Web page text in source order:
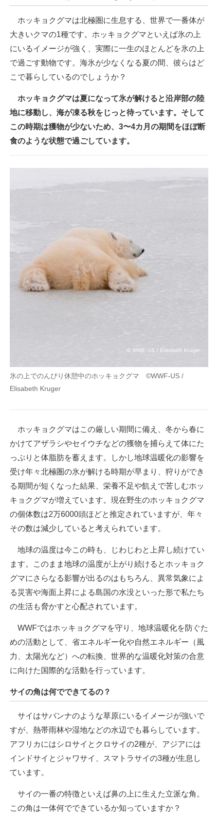
ホッキョクグマは北極圏に生息する、世界で一番体が
大きいクマの1種です。ホッキョクグマといえば氷の上
にいるイメージが強く、実際に一生のほとんどを氷の上
で過ごす動物です。海氷が少なくなる夏の間、彼らはど
こで暮らしているのでしょうか？
ホッキョクグマは夏になって氷が解けると沿岸部の陸
地に移動し、海が凍る秋をじっと待っています。そして
この時期は獲物が少ないため、3〜4カ月の期間をほぼ断
食のような状態で過ごしています。
氷の上でのんびり休憩中のホッキョクグマ ©WWF-US /
Elisabeth Kruger
ホッキョクグマはこの厳しい期間に備え、冬から春に
かけてアザラシやセイウチなどの獲物を捕らえて体にた
っぷりと体脂肪を蓄えます。しかし地球温暖化の影響を
受け年々北極圏の氷が解ける時期が早まり、狩りができ
る期間が短くなった結果、栄養不足や飢えで苦しむホッ
キョクグマが増えています。現在野生のホッキョクグマ
の個体数は2万6000頭ほどと推定されていますが、年々
その数は減少していると考えられています。
地球の温度は今この時も、じわじわと上昇し続けてい
ます。このまま地球の温度が上がり続けるとホッキョク
グマにさらなる影響が出るのはもちろん、異常気象によ
る災害や海面上昇による島国の水没といった形で私たち
の生活も脅かすと心配されています。
WWFではホッキョクグマを守り、地球温暖化を防ぐた
めの活動として、省エネルギー化や自然エネルギー（風
力、太陽光など）への転換、世界的な温暖化対策の合意
に向けた国際的な活動を行っています。
サイの角は何でできてるの？
サイはサバンナのような草原にいるイメージが強いで
すが、熱帯雨林や湿地などの水辺でも暮らしています。
アフリカにはシロサイとクロサイの2種が、アジアには
インドサイとジャワサイ、スマトラサイの3種が生息し
ています。
サイの一番の特徴といえば鼻の上に生えた立派な角。
この角は一体何でできているか知っていますか？